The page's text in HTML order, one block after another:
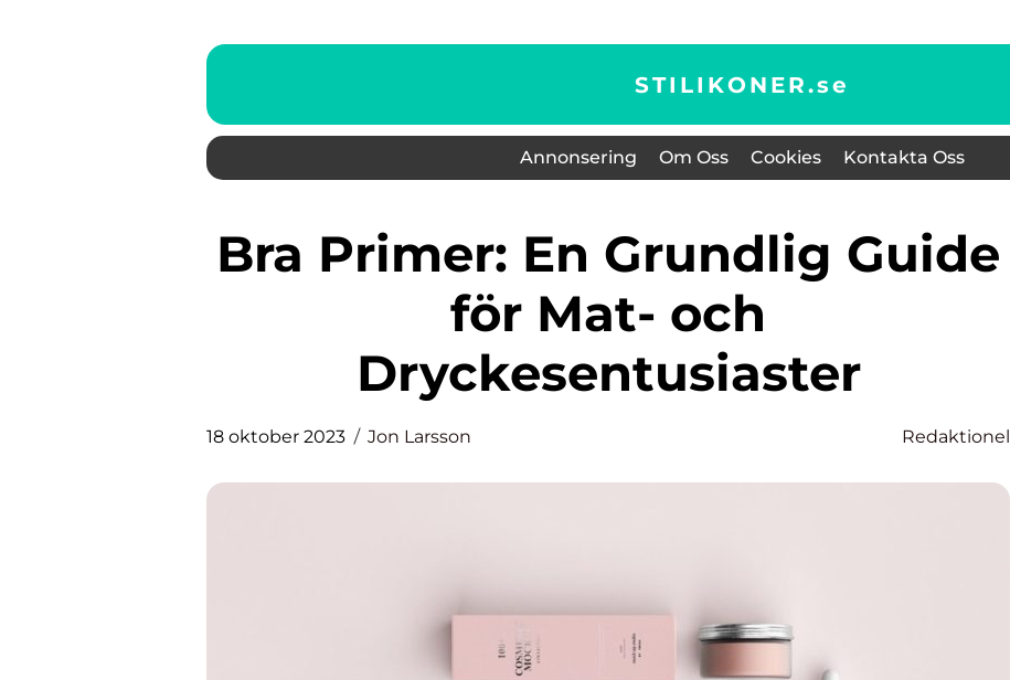
STILIKONER.se
Annonsering Om Oss Cookies Kontakta Oss
Bra Primer: En Grundlig Guide
för Mat- och
Dryckesentusiaster
18 oktober 2023 Jon Larsson Redaktionel